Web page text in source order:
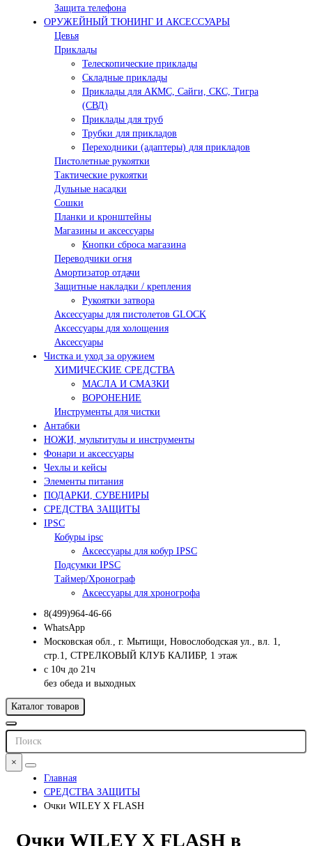
Защита телефона
ОРУЖЕЙНЫЙ ТЮНИНГ И АКСЕССУАРЫ
Цевья
Приклады
Телескопические приклады
Складные приклады
Приклады для АКМС, Сайги, СКС, Тигра
(СВД)
Приклады для труб
Трубки для прикладов
Переходники (адаптеры) для прикладов
Пистолетные рукоятки
Тактические рукоятки
Дульные насадки
Сошки
Планки и кронштейны
Магазины и аксессуары
Кнопки сброса магазина
Переводчики огня
Амортизатор отдачи
Защитные накладки / крепления
Рукоятки затвора
Аксессуары для пистолетов GLOCK
Аксессуары для холощения
Аксессуары
Чистка и уход за оружием
ХИМИЧЕСКИЕ СРЕДСТВА
МАСЛА И СМАЗКИ
ВОРОНЕНИЕ
Инструменты для чистки
Антабки
НОЖИ, мультитулы и инструменты
Фонари и аксессуары
Чехлы и кейсы
Элементы питания
ПОДАРКИ, СУВЕНИРЫ
СРЕДСТВА ЗАЩИТЫ
IPSC
Кобуры ipsc
Аксессуары для кобур IPSC
Подсумки IPSC
Таймер/Хронограф
Аксессуары для хроногрофа
8(499)964-46-66
WhatsApp
Московская обл., г. Мытищи, Новослободская ул., вл. 1,
стр.1, СТРЕЛКОВЫЙ КЛУБ КАЛИБР, 1 этаж
с 10ч до 21ч
без обеда и выходных
Каталог товаров
×
Главная
СРЕДСТВА ЗАЩИТЫ
Очки WILEY X FLASH
Очки WILEY X FLASH в